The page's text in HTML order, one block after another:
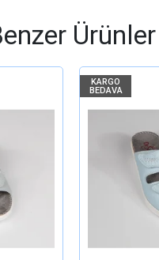
Ürünler
KARGO
BEDAVA